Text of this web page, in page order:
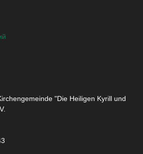
"Die Heiligen Kyrill und